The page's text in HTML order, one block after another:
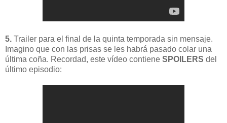
5. Trailer para el final de la quinta temporada sin mensaje.
Imagino que con las prisas se les habrá pasado colar una
última coña. Recordad, este vídeo contiene SPOILERS del
último episodio: